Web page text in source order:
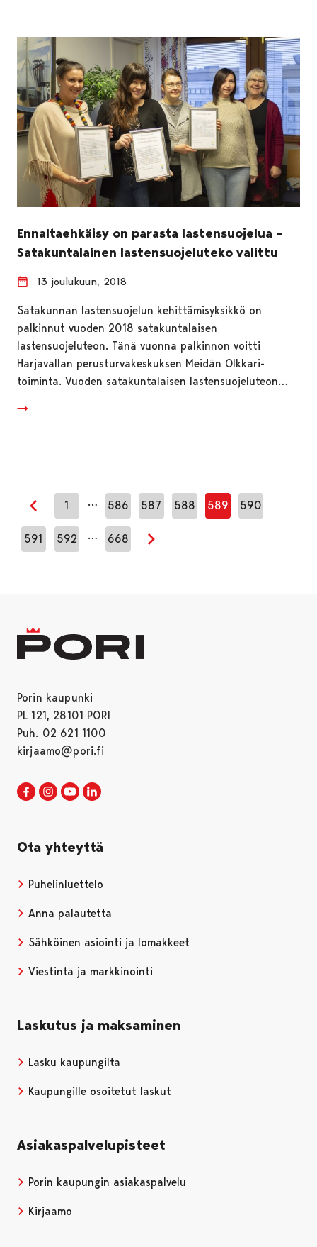
Ennaltaehkäisy on parasta lastensuojelua –
Satakuntalainen lastensuojeluteko valittu
13 joulukuun, 2018
Satakunnan lastensuojelun kehittämisyksikkö on
palkinnut vuoden 2018 satakuntalaisen
lastensuojeluteon. Tänä vuonna palkinnon voitti
Harjavallan perusturvakeskuksen Meidän Olkkari-
toiminta. Vuoden satakuntalaisen lastensuojeluteon…
Edellinen sivu
1 … 586 587 588 589 590
591 592 … 668
Seuraava sivu
Porin kaupunki
PL 121, 28101 PORI
Puh. 02 621 1100
kirjaamo@pori.fi
Porin kaupunki Facebookissa
Avautuu uudessa välilehdessä
Porin kaupunki Instagramissa
Avautuu uudessa välilehdessä
Porin kaupunki Youtubessa
Avautuu uudessa välilehdessä
Ota yhteyttä
Puhelinluettelo
Anna palautetta
Sähköinen asiointi ja lomakkeet
Viestintä ja markkinointi
Laskutus ja maksaminen
Lasku kaupungilta
Kaupungille osoitetut laskut
Asiakaspalvelupisteet
Porin kaupungin asiakaspalvelu
Kirjaamo